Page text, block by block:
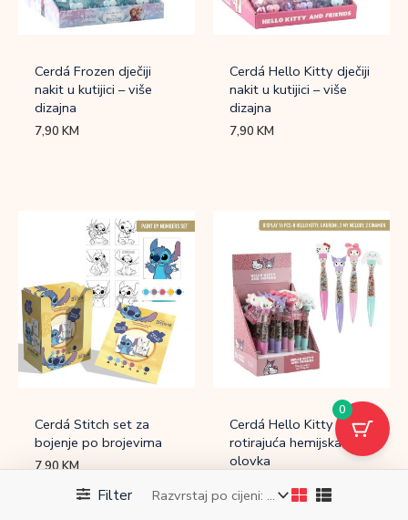
Filter
Cerdá Frozen dječiji
nakit u kutijici – više
dizajna
7,90KM
Cerdá Hello Kitty dječiji
nakit u kutijici – više
dizajna
7,90KM
Cerdá Stitch set za
bojenje po brojevima
7,90KM
Cerdá Hello Kitty
rotirajuća hemijska
olovka
0